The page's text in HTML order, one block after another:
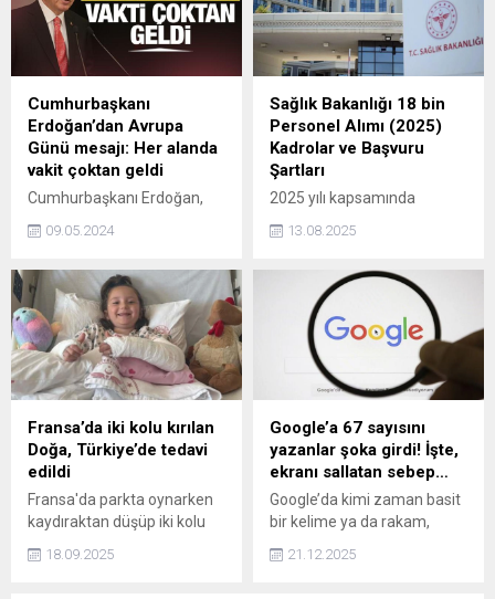
Cumhurbaşkanı
Erdoğan’dan Avrupa
Günü mesajı: Her alanda
vakit çoktan geldi
Cumhurbaşkanı Erdoğan,
mesaj yayınladı. Erdoğan
dikkat çekerken; AB ile
katılım müzakereleri dahil
her alanda iş birliğinin
geliştirmesinin vaktinin
çoktan geldiğini kaydetti.
09.05.2024
Sağlık Bakanlığı 18 bin
Personel Alımı (2025)
Kadrolar ve Başvuru
Şartları
2025 yılı kapsamında
sürdüren Sağlık Bakanlığı,
hazırlıklarını tamamlıyor. İlk
aşamada 36 bin sözleşmeli
personelin ataması
gerçekleştirilirken, şimdi
gözler ikinci etapta
yapılacak 18 bin kişilik alıma
çevrildi. Sağlık sektöründe
görev almak isteyen
binlerce kişi, yeni personel
alım sürecine dair takvimi
merak ediyor.
13.08.2025
Fransa’da iki kolu kırılan
Doğa, Türkiye’de tedavi
edildi
Fransa'da parkta oynarken
kaydıraktan düşüp iki kolu
tarafından Türkiye'ye
18.09.2025
Google’a 67 sayısını
yazanlar şoka girdi! İşte,
ekranı sallatan sebep…
Google’da kimi zaman basit
bir kelime ya da rakam,
dışına çıkılmasına neden
21.12.2025